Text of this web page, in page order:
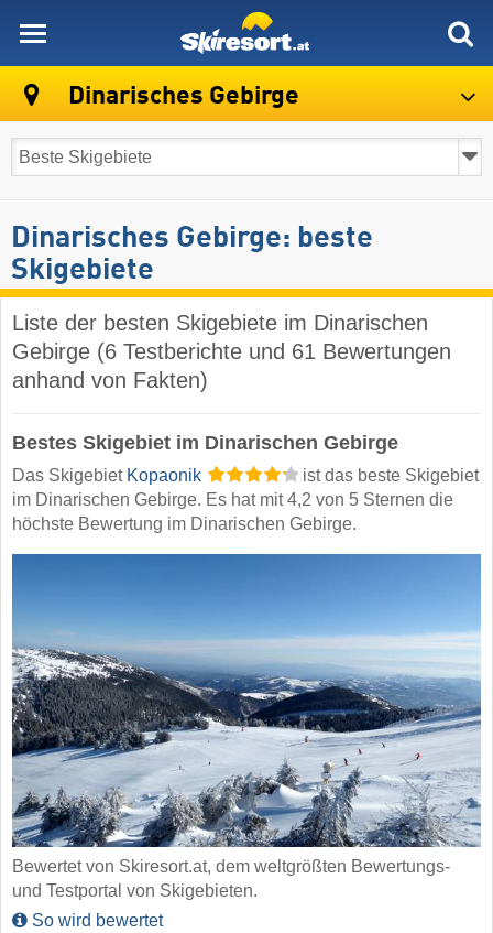
Dinarisches Gebirge
Dinarisches Gebirge: beste
Skigebiete
Liste der besten Skigebiete im Dinarischen
Gebirge (6 Testberichte und 61 Bewertungen
anhand von Fakten)
Bestes Skigebiet im Dinarischen Gebirge
Das Skigebiet Kopaonik
ist das beste Skigebiet
im Dinarischen Gebirge. Es hat mit 4,2 von 5 Sternen die
höchste Bewertung im Dinarischen Gebirge.
Bewertet von Skiresort.at, dem weltgrößten Bewertungs-
und Testportal von Skigebieten.
So wird bewertet